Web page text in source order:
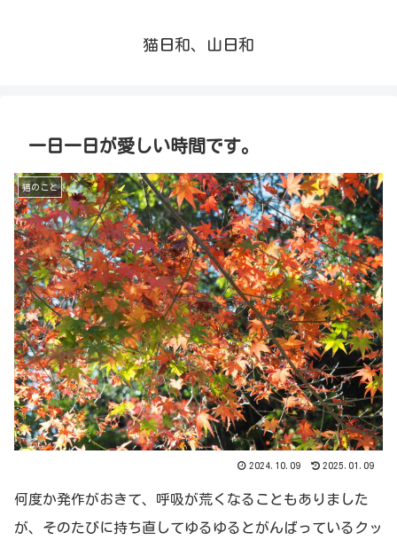
猫日和、山日和
一日一日が愛しい時間です。
猫のこと
2024.10.09 2025.01.09
何度か発作がおきて、呼吸が荒くなることもありました
が、そのたびに持ち直してゆるゆるとがんばっているクッ